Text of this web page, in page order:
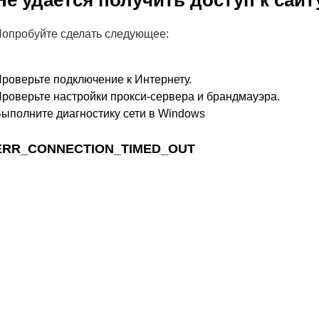
сделать следующее:
подключение к Интернету.
настройки прокси-сервера и брандмауэра.
диагностику сети в Windows